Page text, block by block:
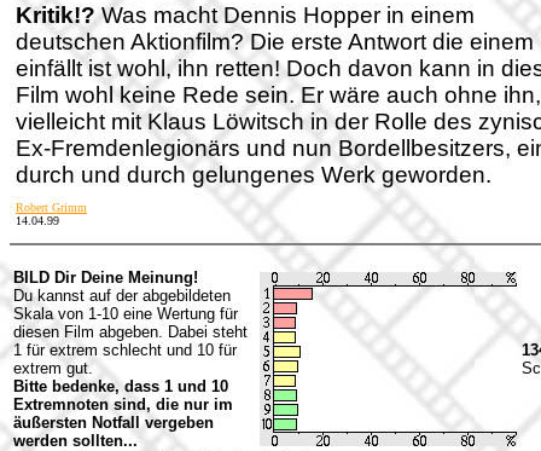
Kritik!?Was macht Dennis Hopper in einem
deutschen Aktionfilm? Die erste Antwort die einem
einfällt ist wohl, ihn retten! Doch davon kann in
Film wohl keine Rede sein. Er wäre auch ohne ihn,
vielleicht mit Klaus Löwitsch in der Rolle des
Ex-Fremdenlegionärs und nun Bordellbesitzers,
durch und durch gelungenes Werk geworden.
Robert Grimm
14.04.99
BILD Dir Deine Meinung!
Du kannst auf der abgebildeten
Skala von 1-10 eine Wertung für
diesen Film abgeben. Dabei steht
1 für extrem schlecht und 10 für
extrem gut.
Bitte bedenke, dass 1 und 10
Extremnoten sind, die nur im
äußersten Notfall vergeben
werden sollten...